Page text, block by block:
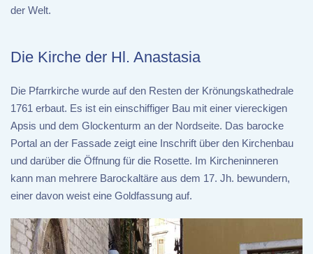
der Welt.
Die Kirche der Hl. Anastasia
Die Pfarrkirche wurde auf den Resten der Krönungskathedrale
1761 erbaut. Es ist ein einschiffiger Bau mit einer viereckigen
Apsis und dem Glockenturm an der Nordseite. Das barocke
Portal an der Fassade zeigt eine Inschrift über den Kirchenbau
und darüber die Öffnung für die Rosette. Im Kircheninneren
kann man mehrere Barockaltäre aus dem 17. Jh. bewundern,
einer davon weist eine Goldfassung auf.